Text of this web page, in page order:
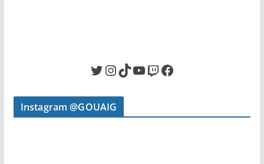
Twitter InstagramTikTok YouTube Twitch Facebook
Instagram @GOUAIG